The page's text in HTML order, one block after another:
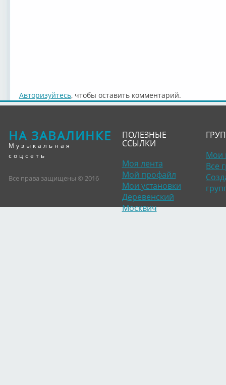
Авторизуйтесь, чтобы оставить комментарий.
НА ЗАВАЛИНКЕ
Музыкальная
соцсеть
Все права защищены © 2016
ПОЛЕЗНЫЕ
ССЫЛКИ
Моя лента
Мой профайл
Мои установки
Деревенский
Москвич
Мои
Все